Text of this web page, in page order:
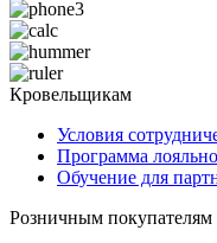
Кровельщикам
Условия
Программа
Обучение для
Розничным покупателям